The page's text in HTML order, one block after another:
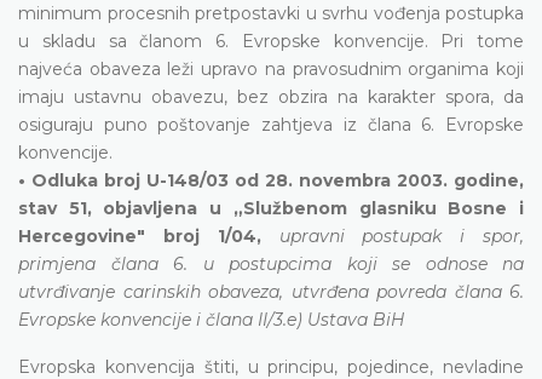
minimum procesnih pretpostavki u svrhu vođenja postupka
u skladu sa članom 6. Evropske konvencije. Pri tome
najveća obaveza leži upravo na pravosudnim organima koji
imaju ustavnu obavezu, bez obzira na karakter spora, da
osiguraju puno poštovanje zahtjeva iz člana 6. Evropske
konvencije.
• Odluka broj U-148/03 od 28. novembra 2003. godine,
stav 51, objavljena u „Službenom glasniku Bosne i
Hercegovine" broj 1/04, upravni postupak i spor,
primjena člana 6. u postupcima koji se odnose na
utvrđivanje carinskih obaveza, utvrđena povreda člana 6.
Evropske konvencije i člana II/3.e) Ustava BiH
Evropska konvencija štiti, u principu, pojedince, nevladine